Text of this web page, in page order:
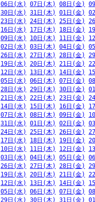
06日(水) 07日(木) 08日(金)
30日(水) 31日(木) 01日(金)
23日(水) 24日(木) 25日(金)
16日(水) 17日(木) 18日(金)
09日(水) 10日(木) 11日(金)
02日(水) 03日(木) 04日(金)
26日(水) 27日(木) 28日(金)
19日(水) 20日(木) 21日(金)
12日(水) 13日(木) 14日(金)
05日(水) 06日(木) 07日(金)
28日(水) 29日(木) 30日(金)
21日(水) 22日(木) 23日(金)
14日(水) 15日(木) 16日(金)
07日(水) 08日(木) 09日(金)
31日(水) 01日(木) 02日(金)
24日(水) 25日(木) 26日(金)
17日(水) 18日(木) 19日(金)
10日(水) 11日(木) 12日(金)
03日(水) 04日(木) 05日(金)
26日(水) 27日(木) 28日(金)
19日(水) 20日(木) 21日(金)
12日(水) 13日(木) 14日(金)
05日(水) 06日(木) 07日(金)
29日(水) 30日(木) 31日(金)